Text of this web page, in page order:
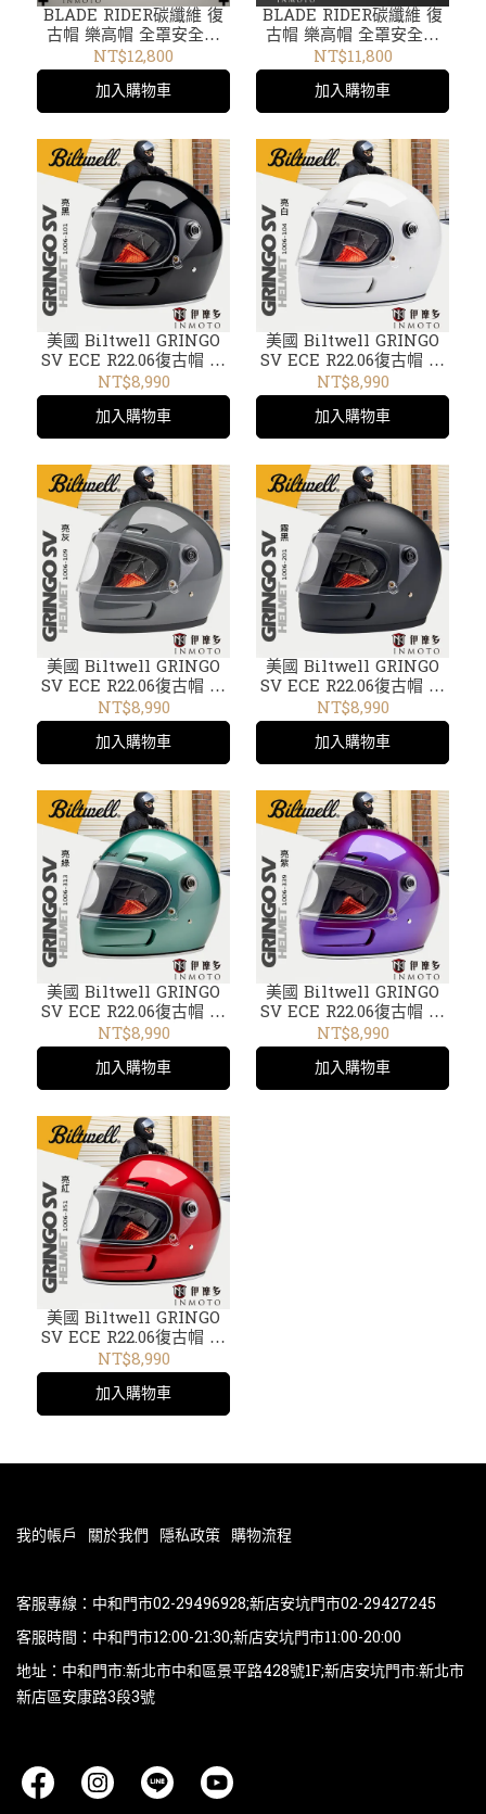
BLADE RIDER碳纖維 復
古帽 樂高帽 全罩安全帽
火箭人ROCKETEER 2.0
輕量 小羊皮內襯。消光霧
面
NT$12,800
加入購物車
BLADE RIDER碳纖維 復
古帽 樂高帽 全罩安全帽
火箭人ROCKETEER 2.0
輕量 小羊皮內襯。素色碳
纖
NT$11,800
加入購物車
美國 Biltwell GRINGO
SV ECE R22.06復古帽 樂
高帽1006-101亮黑
NT$8,990
加入購物車
美國 Biltwell GRINGO
SV ECE R22.06復古帽 樂
高帽1006-104亮白
NT$8,990
加入購物車
美國 Biltwell GRINGO
SV ECE R22.06復古帽 樂
高帽1006-109亮灰
NT$8,990
加入購物車
美國 Biltwell GRINGO
SV ECE R22.06復古帽 樂
高帽1006-201霧黑
NT$8,990
加入購物車
美國 Biltwell GRINGO
SV ECE R22.06復古帽 樂
高帽1006-313亮綠
NT$8,990
加入購物車
美國 Biltwell GRINGO
SV ECE R22.06復古帽 樂
高帽1006-339亮紫
NT$8,990
加入購物車
美國 Biltwell GRINGO
SV ECE R22.06復古帽 樂
高帽1006-351亮紅
NT$8,990
加入購物車
我的帳戶 關於我們 隱私政策 購物流程
客服專線：中和門市02-29496928;新店安坑門市02-29427245
客服時間：中和門市12:00-21:30;新店安坑門市11:00-20:00
地址：中和門市:新北市中和區景平路428號1F;新店安坑門市:新北市
新店區安康路3段3號